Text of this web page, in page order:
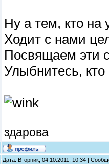
Ну а тем, кто на
Ходит с нами
Посвящаем эти
Улыбнитесь, кто
здарова
Дата: Вторник, 04.10.2011, 10:34 |